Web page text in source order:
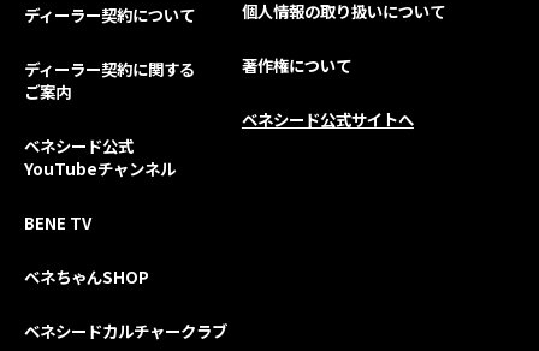
ディーラー契約について
ディーラー契約に関する
ご案内
ベネシード公式
YouTubeチャンネル
BENE TV
ベネちゃんSHOP
ベネシードカルチャークラブ
個人情報の取り扱いについて
著作権について
ベネシード公式サイトへ